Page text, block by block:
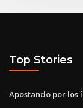
Top Stories
Apostando por los